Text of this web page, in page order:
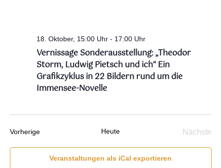
18. Oktober, 15:00 Uhr- 17:00 Uhr
Vernissage Sonderausstellung: „Theodor
Storm, Ludwig Pietsch und ich“ Ein
Grafikzyklus in 22 Bildern rund um die
Immensee-Novelle
VorherigeVeranstaltungen Heute
Nächste
Veranstaltungen als iCal exportieren